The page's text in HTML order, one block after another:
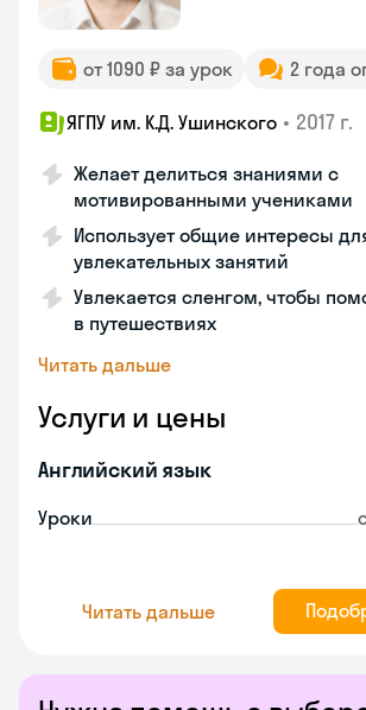
от 1090 ₽ за урок 2 года
ЯГПУ им. К.Д. Ушинского • 2017 г.
Желает делиться знаниями с
мотивированными учениками
Использует общие интересы
увлекательных занятий
Увлекается сленгом, чтобы
в путешествиях
Читать дальше
Услуги и цены
Английский язык
Уроки
Читать дальше